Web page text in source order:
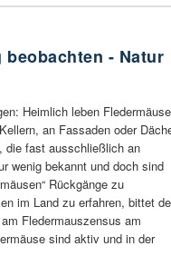
- Natur
Heimlich leben
an Fassaden oder
die fast ausschließlich an
wenig bekannt und doch sind
Rückgänge zu
im Land zu erfahren, bittet
Fledermauszensus am
sind aktiv und in der